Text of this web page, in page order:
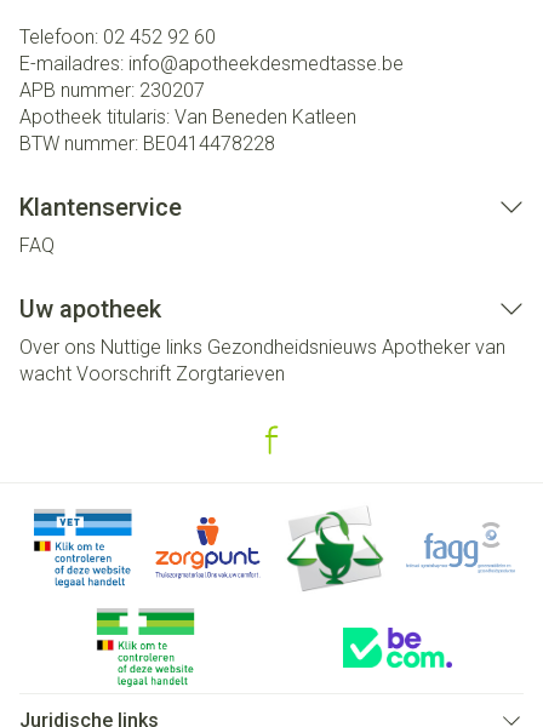
Telefoon: 02 452 92 60
E-mailadres: info@apotheekdesmedtasse.be
APB nummer: 230207
Apotheek titularis: Van Beneden Katleen
BTW nummer: BE0414478228
Klantenservice
FAQ
Uw apotheek
Over ons Nuttige links Gezondheidsnieuws Apotheker van
wacht Voorschrift Zorgtarieven
Juridische links